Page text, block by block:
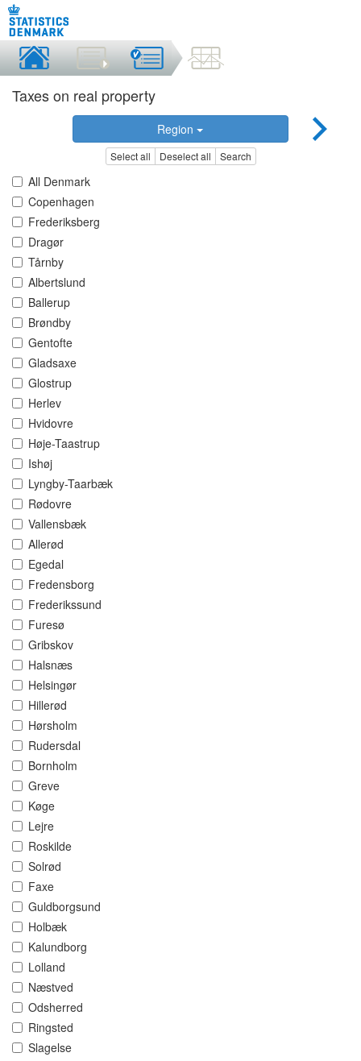
Taxes on real property
Region
Select all Deselect all Search
All Denmark
Copenhagen
Frederiksberg
Dragør
Tårnby
Albertslund
Ballerup
Brøndby
Gentofte
Gladsaxe
Glostrup
Herlev
Hvidovre
Høje-Taastrup
Ishøj
Lyngby-Taarbæk
Rødovre
Vallensbæk
Allerød
Egedal
Fredensborg
Frederikssund
Furesø
Gribskov
Halsnæs
Helsingør
Hillerød
Hørsholm
Rudersdal
Bornholm
Greve
Køge
Lejre
Roskilde
Solrød
Faxe
Guldborgsund
Holbæk
Kalundborg
Lolland
Næstved
Odsherred
Ringsted
Slagelse